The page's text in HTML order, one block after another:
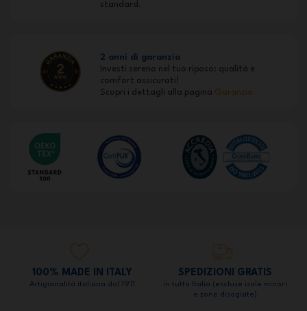
standard.
2 anni di garanzia
Investi sereno nel tuo riposo: qualità e
comfort assicurati!
Scopri i dettagli alla pagina Garanzia
100% MADE IN ITALY
Artigianalità italiana dal 1911
SPEDIZIONI GRATIS
in tutta Italia (escluse isole minori
e zone disagiate)